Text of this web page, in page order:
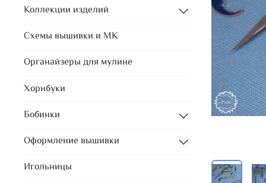
Коллекции изделий
Схемы вышивки и МК
Органайзеры для мулине
Хорнбуки
Бобинки
Оформление вышивки
Игольницы